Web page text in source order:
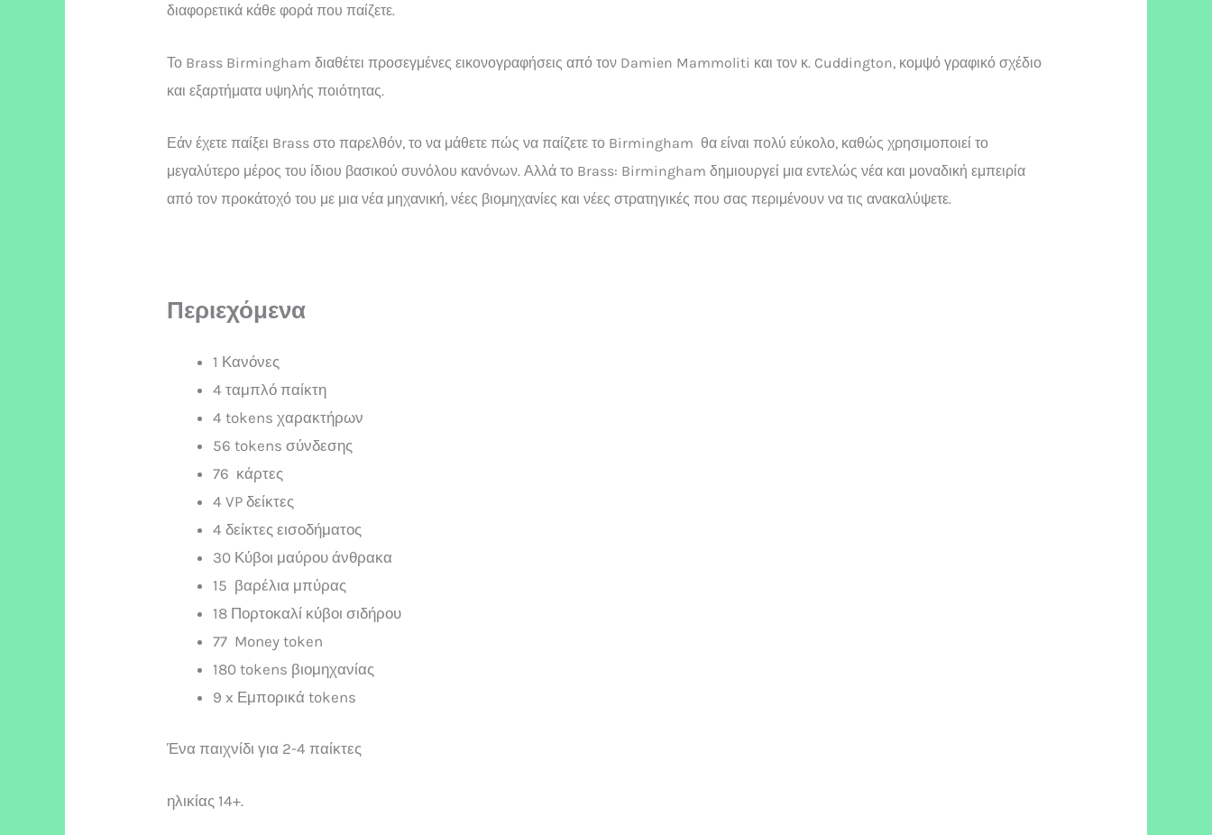
διαφορετικά κάθε φορά που παίζετε.
Το Brass Birmingham διαθέτει προσεγμένες εικονογραφήσεις από τον Damien Mammoliti και τον κ. Cuddington, κομψό γραφικό σχέδιο
και εξαρτήματα υψηλής ποιότητας.
Εάν έχετε παίξει Brass στο παρελθόν, το να μάθετε πώς να παίζετε το Birmingham θα είναι πολύ εύκολο, καθώς χρησιμοποιεί το
μεγαλύτερο μέρος του ίδιου βασικού συνόλου κανόνων. Αλλά το Brass: Birmingham δημιουργεί μια εντελώς νέα και μοναδική εμπειρία
από τον προκάτοχό του με μια νέα μηχανική, νέες βιομηχανίες και νέες στρατηγικές που σας περιμένουν να τις ανακαλύψετε.
Περιεχόμενα
1 Κανόνες
4 ταμπλό παίκτη
4 tokens χαρακτήρων
56 tokens σύνδεσης
76 κάρτες
4 VP δείκτες
4 δείκτες εισοδήματος
30 Κύβοι μαύρου άνθρακα
15 βαρέλια μπύρας
18 Πορτοκαλί κύβοι σιδήρου
77 Money token
180 tokens βιομηχανίας
9 x Εμπορικά tokens
Ένα παιχνίδι για 2-4 παίκτες
ηλικίας 14+.